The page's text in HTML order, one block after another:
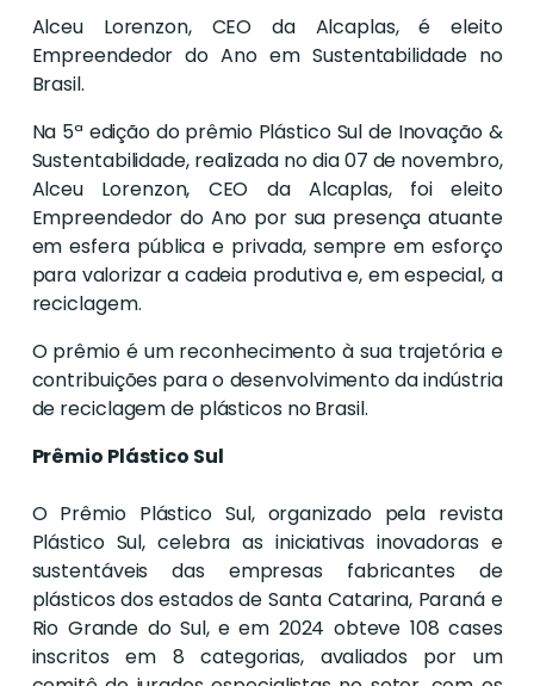
Alceu Lorenzon, CEO da Alcaplas, é eleito
Empreendedor do Ano em Sustentabilidade no
Brasil.
Na 5ª edição do prêmio Plástico Sul de Inovação &
Sustentabilidade, realizada no dia 07 de novembro,
Alceu Lorenzon, CEO da Alcaplas, foi eleito
Empreendedor do Ano por sua presença atuante
em esfera pública e privada, sempre em esforço
para valorizar a cadeia produtiva e, em especial, a
reciclagem.
O prêmio é um reconhecimento à sua trajetória e
contribuições para o desenvolvimento da indústria
de reciclagem de plásticos no Brasil.
Prêmio Plástico Sul
O Prêmio Plástico Sul, organizado pela revista
Plástico Sul, celebra as iniciativas inovadoras e
sustentáveis das empresas fabricantes de
plásticos dos estados de Santa Catarina, Paraná e
Rio Grande do Sul, e em 2024 obteve 108 cases
inscritos em 8 categorias, avaliados por um